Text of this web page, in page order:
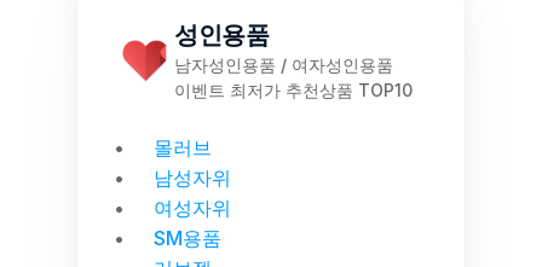
성인용품
남자성인용품 / 여자성인용품
이벤트 최저가 추천상품 TOP10
몰러브
남성자위
여성자위
SM용품